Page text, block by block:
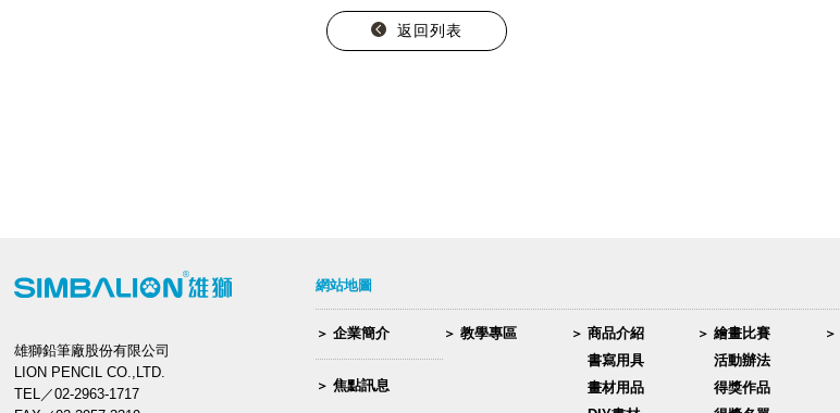
返回列表
雄獅鉛筆廠股份有限公司
LION PENCIL CO.,LTD.
TEL／02-2963-1717
網站地圖
企業簡介
焦點訊息
教學專區
商品介紹
書寫用具
畫材用品
繪畫比賽
活動辦法
得獎作品